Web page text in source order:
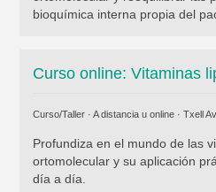
bioquímica interna propia del
Curso online: Vitaminas
Curso/Taller · A distancia u online · Txell
Profundiza en el mundo de las
ortomolecular y su aplicación
día a día.